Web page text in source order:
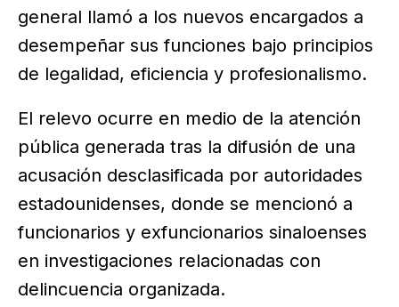
general llamó a los nuevos encargados a
desempeñar sus funciones bajo principios
de legalidad, eficiencia y profesionalismo.
El relevo ocurre en medio de la atención
pública generada tras la difusión de una
acusación desclasificada por autoridades
estadounidenses, donde se mencionó a
funcionarios y exfuncionarios sinaloenses
en investigaciones relacionadas con
delincuencia organizada.